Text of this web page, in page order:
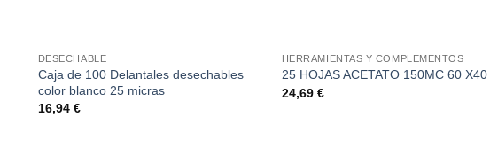
DESECHABLE
Caja de 100 Delantales desechables
color blanco 25 micras
16,94 €
HERRAMIENTAS Y COMPLEMENTOS
25 HOJAS ACETATO 150MC 60 X40
24,69 €